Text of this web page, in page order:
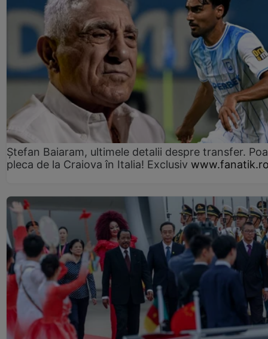
Ștefan Baiaram, ultimele detalii despre transfer.
pleca de la Craiova în Italia! Exclusiv